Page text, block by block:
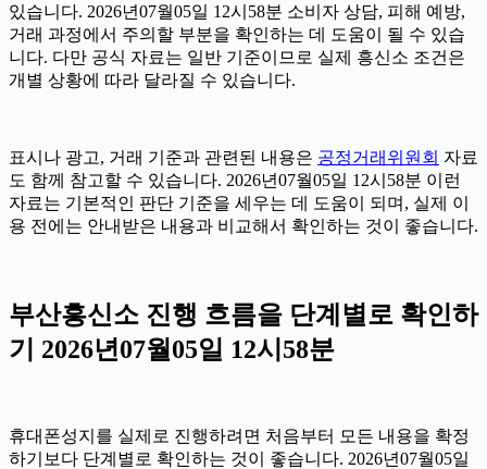
있습니다. 2026년07월05일 12시58분 소비자 상담, 피해 예방,
거래 과정에서 주의할 부분을 확인하는 데 도움이 될 수 있습
니다. 다만 공식 자료는 일반 기준이므로 실제 흥신소 조건은
개별 상황에 따라 달라질 수 있습니다.
표시나 광고, 거래 기준과 관련된 내용은 공정거래위원회 자료
도 함께 참고할 수 있습니다. 2026년07월05일 12시58분 이런
자료는 기본적인 판단 기준을 세우는 데 도움이 되며, 실제 이
용 전에는 안내받은 내용과 비교해서 확인하는 것이 좋습니다.
부산흥신소 진행 흐름을 단계별로 확인하
기 2026년07월05일 12시58분
휴대폰성지를 실제로 진행하려면 처음부터 모든 내용을 확정
하기보다 단계별로 확인하는 것이 좋습니다. 2026년07월05일